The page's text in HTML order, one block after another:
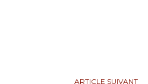
ARTICLE SUIVANT